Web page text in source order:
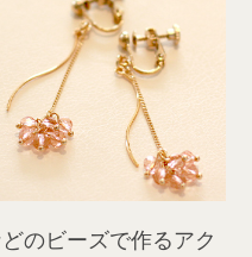
のビーズで作るアク